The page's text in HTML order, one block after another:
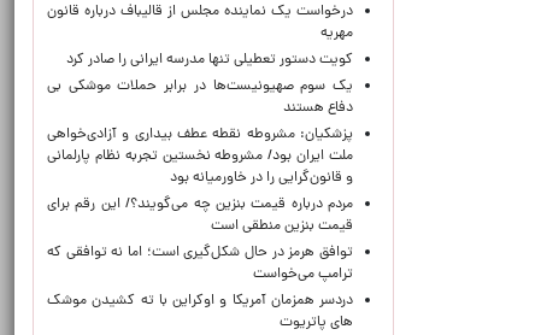
درخواست یک نماینده مجلس از قالیباف درباره قانون
مهریه
کویت دستور تعطیلی تنها مدرسه ایرانی را صادر کرد
یک‌ سوم صهیونیست‌ها در برابر حملات موشکی بی
دفاع هستند
پزشکیان: مشروطه نقطه عطف بیداری و آزادی‌خواهی
ملت ایران بود/ مشروطه نخستین تجربه نظام پارلمانی
و قانون‌گرایی را در خاورمیانه بود
مردم درباره قیمت بنزین چه می‌گویند؟/ این رقم برای
قیمت بنزین منطقی است
توافق هرمز در حال شکل‌گیری است؛ اما نه توافقی که
ترامپ می‌خواست
دردسر همزمان آمریکا و اوکراین با ته کشیدن موشک
های پاتریوت